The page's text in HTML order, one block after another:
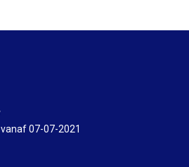
vanaf 07-07-2021